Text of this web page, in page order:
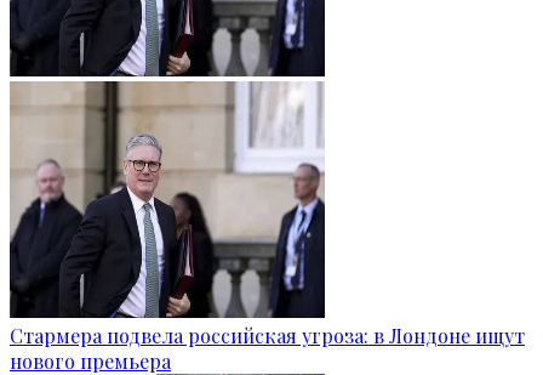
Стармера подвела российская угроза: в Лондоне ищут
нового премьера